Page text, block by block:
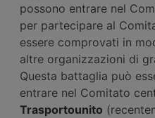
possono entrare nel
per partecipare al
essere comprovati in
altre organizzazioni di
Questa battaglia può
entrare nel Comitato
Trasportounito